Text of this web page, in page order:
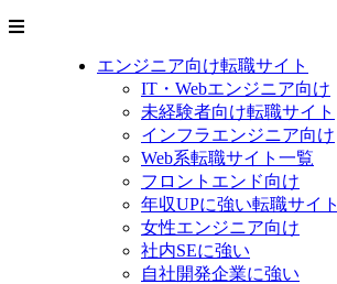
エンジニア向け転職サイト
IT・Webエンジニア向け
未経験者向け転職サイト
インフラエンジニア向け
Web系転職サイト一覧
フロントエンド向け
年収UPに強い転職サイト
女性エンジニア向け
社内SEに強い
自社開発企業に強い